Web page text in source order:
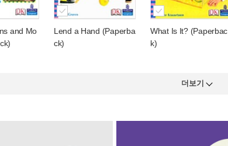
and Mo
Lend a Hand (Paperba
ck)
What Is It? (Paperbac
k)
더보기